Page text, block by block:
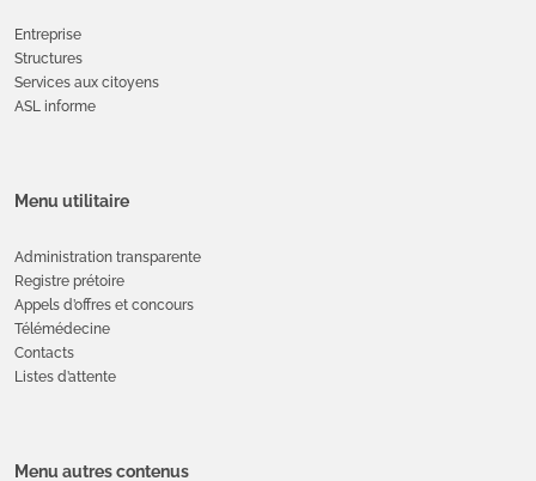
Entreprise
Structures
Services aux citoyens
ASL informe
Menu utilitaire
Administration transparente
Registre prétoire
Appels d’offres et concours
Télémédecine
Contacts
Listes d’attente
Menu autres contenus